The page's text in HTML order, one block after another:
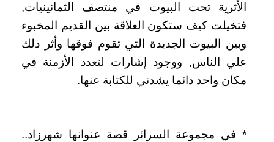
الأثرية تحت البيوت في منتصف الثمانينيات‏,‏
فتخيلت كيف ستكون العلاقة بين القديم المخبوء
وبين البيوت الجديدة التي تقوم فوقها وأثر ذلك
علي الناس‏,‏ ووجود إشارات لتعدد الأزمنة في
مكان واحد دائما يشدني للكتابة عنها‏.‏
*‏ في مجموعة السرائر قصة عنوانها شهرزاد‏..‏